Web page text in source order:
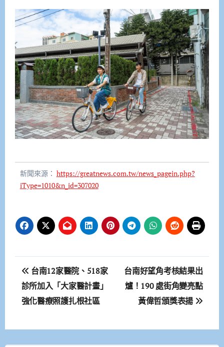
新聞來源： https://greatnews.com.tw/news_pagein.php?
iType=1010&n_id=307020
文
章
導
覽
台南12家醫院、518家
診所加入「大家醫計畫」
強化醫療照護扎根社區
台南好望角考核結果出
爐！190 處街角變亮點
黃偉哲頒獎表揚